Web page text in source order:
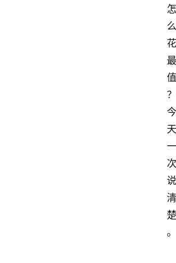
怎
么
花
最
值
？
今
天
一
次
说
清
楚
。